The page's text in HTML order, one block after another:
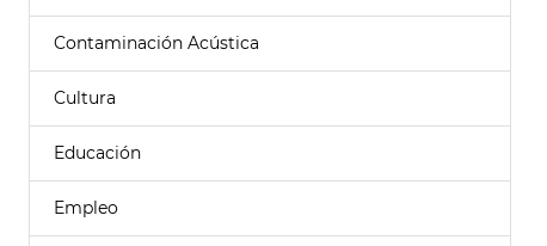
Contaminación Acústica
Cultura
Educación
Empleo